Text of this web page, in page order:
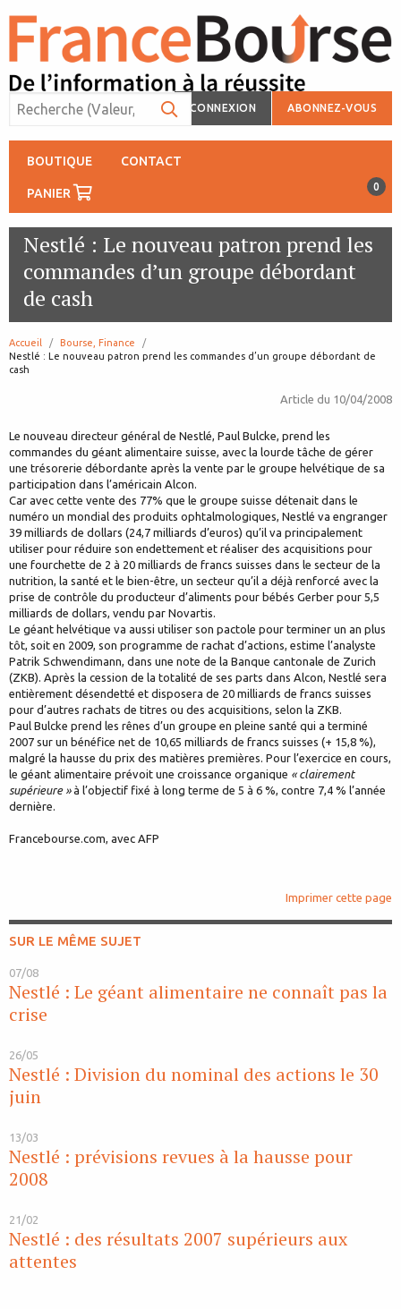
CONNEXION ABONNEZ-VOUS
BOUTIQUE CONTACT
PANIER 0
Nestlé : Le nouveau patron prend les
commandes d’un groupe débordant
de cash
Accueil
Bourse, Finance
page:
Nestlé : Le nouveau patron prend les commandes d’un groupe débordant de
cash
Article du 10/04/2008
Le nouveau directeur général de Nestlé, Paul Bulcke, prend les
commandes du géant alimentaire suisse, avec la lourde tâche de gérer
une trésorerie débordante après la vente par le groupe helvétique de sa
participation dans l’américain Alcon.
Car avec cette vente des 77% que le groupe suisse détenait dans le
numéro un mondial des produits ophtalmologiques, Nestlé va engranger
39 milliards de dollars (24,7 milliards d’euros) qu’il va principalement
utiliser pour réduire son endettement et réaliser des acquisitions pour
une fourchette de 2 à 20 milliards de francs suisses dans le secteur de la
nutrition, la santé et le bien-être, un secteur qu’il a déjà renforcé avec la
prise de contrôle du producteur d’aliments pour bébés Gerber pour 5,5
milliards de dollars, vendu par Novartis.
Le géant helvétique va aussi utiliser son pactole pour terminer un an plus
tôt, soit en 2009, son programme de rachat d’actions, estime l’analyste
Patrik Schwendimann, dans une note de la Banque cantonale de Zurich
(ZKB). Après la cession de la totalité de ses parts dans Alcon, Nestlé sera
entièrement désendetté et disposera de 20 milliards de francs suisses
pour d’autres rachats de titres ou des acquisitions, selon la ZKB.
Paul Bulcke prend les rênes d’un groupe en pleine santé qui a terminé
2007 sur un bénéfice net de 10,65 milliards de francs suisses (+ 15,8 %),
malgré la hausse du prix des matières premières. Pour l’exercice en cours,
le géant alimentaire prévoit une croissance organique « clairement
supérieure »à l’objectif fixé à long terme de 5 à 6 %, contre 7,4 % l’année
dernière.
Francebourse.com, avec AFP
Imprimer cette page
SUR LE MÊME SUJET
07/08
Nestlé : Le géant alimentaire ne connaît pas la
crise
26/05
Nestlé : Division du nominal des actions le 30
juin
13/03
Nestlé : prévisions revues à la hausse pour
2008
21/02
Nestlé : des résultats 2007 supérieurs aux
attentes